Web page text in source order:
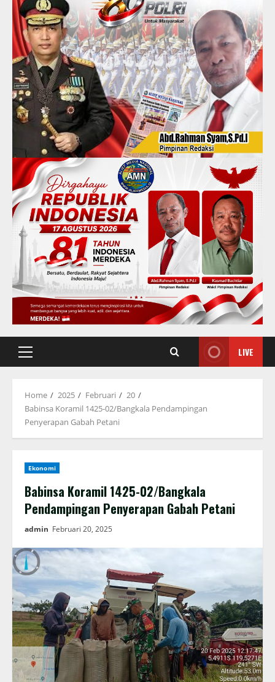
Primary
LIVE
Home 2025 Februari
20
Babinsa Koramil 1425-02/Bangkala Pendampingan
Penyerapan Gabah Petani
Ekonomi
Babinsa Koramil 1425-02/Bangkala
Pendampingan Penyerapan Gabah Petani
admin Februari 20, 2025